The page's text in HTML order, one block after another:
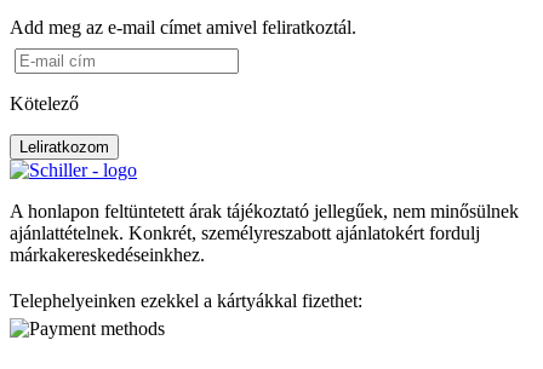
Add meg az e-mail címet amivel feliratkoztál.
Kötelező
Leliratkozom
A honlapon feltüntetett árak tájékoztató jellegűek, nem minősülnek
ajánlattételnek. Konkrét, személyreszabott ajánlatokért fordulj
márkakereskedéseinkhez.
Telephelyeinken ezekkel a kártyákkal fizethet: